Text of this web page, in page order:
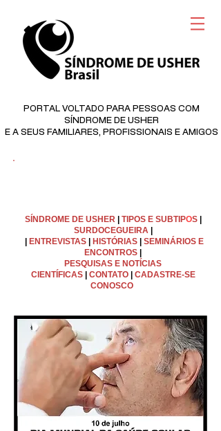
PORTAL VOLTADO PARA PESSOAS COM
SÍNDROME DE USHER
E A SEUS FAMILIARES, PROFISSIONAIS E AMIGOS
©
SÍNDROME DE USHER TIPOS E SUBTIPOS
SURDOCEGUEIRA
ENTREVISTAS HISTÓRIAS| SEMINÁRIOS E
ENCONTROS
PESQUISAS E NOTÍCIAS
CIENTÍFICAS
CONTATO
CADASTRE-SE
CONOSCO